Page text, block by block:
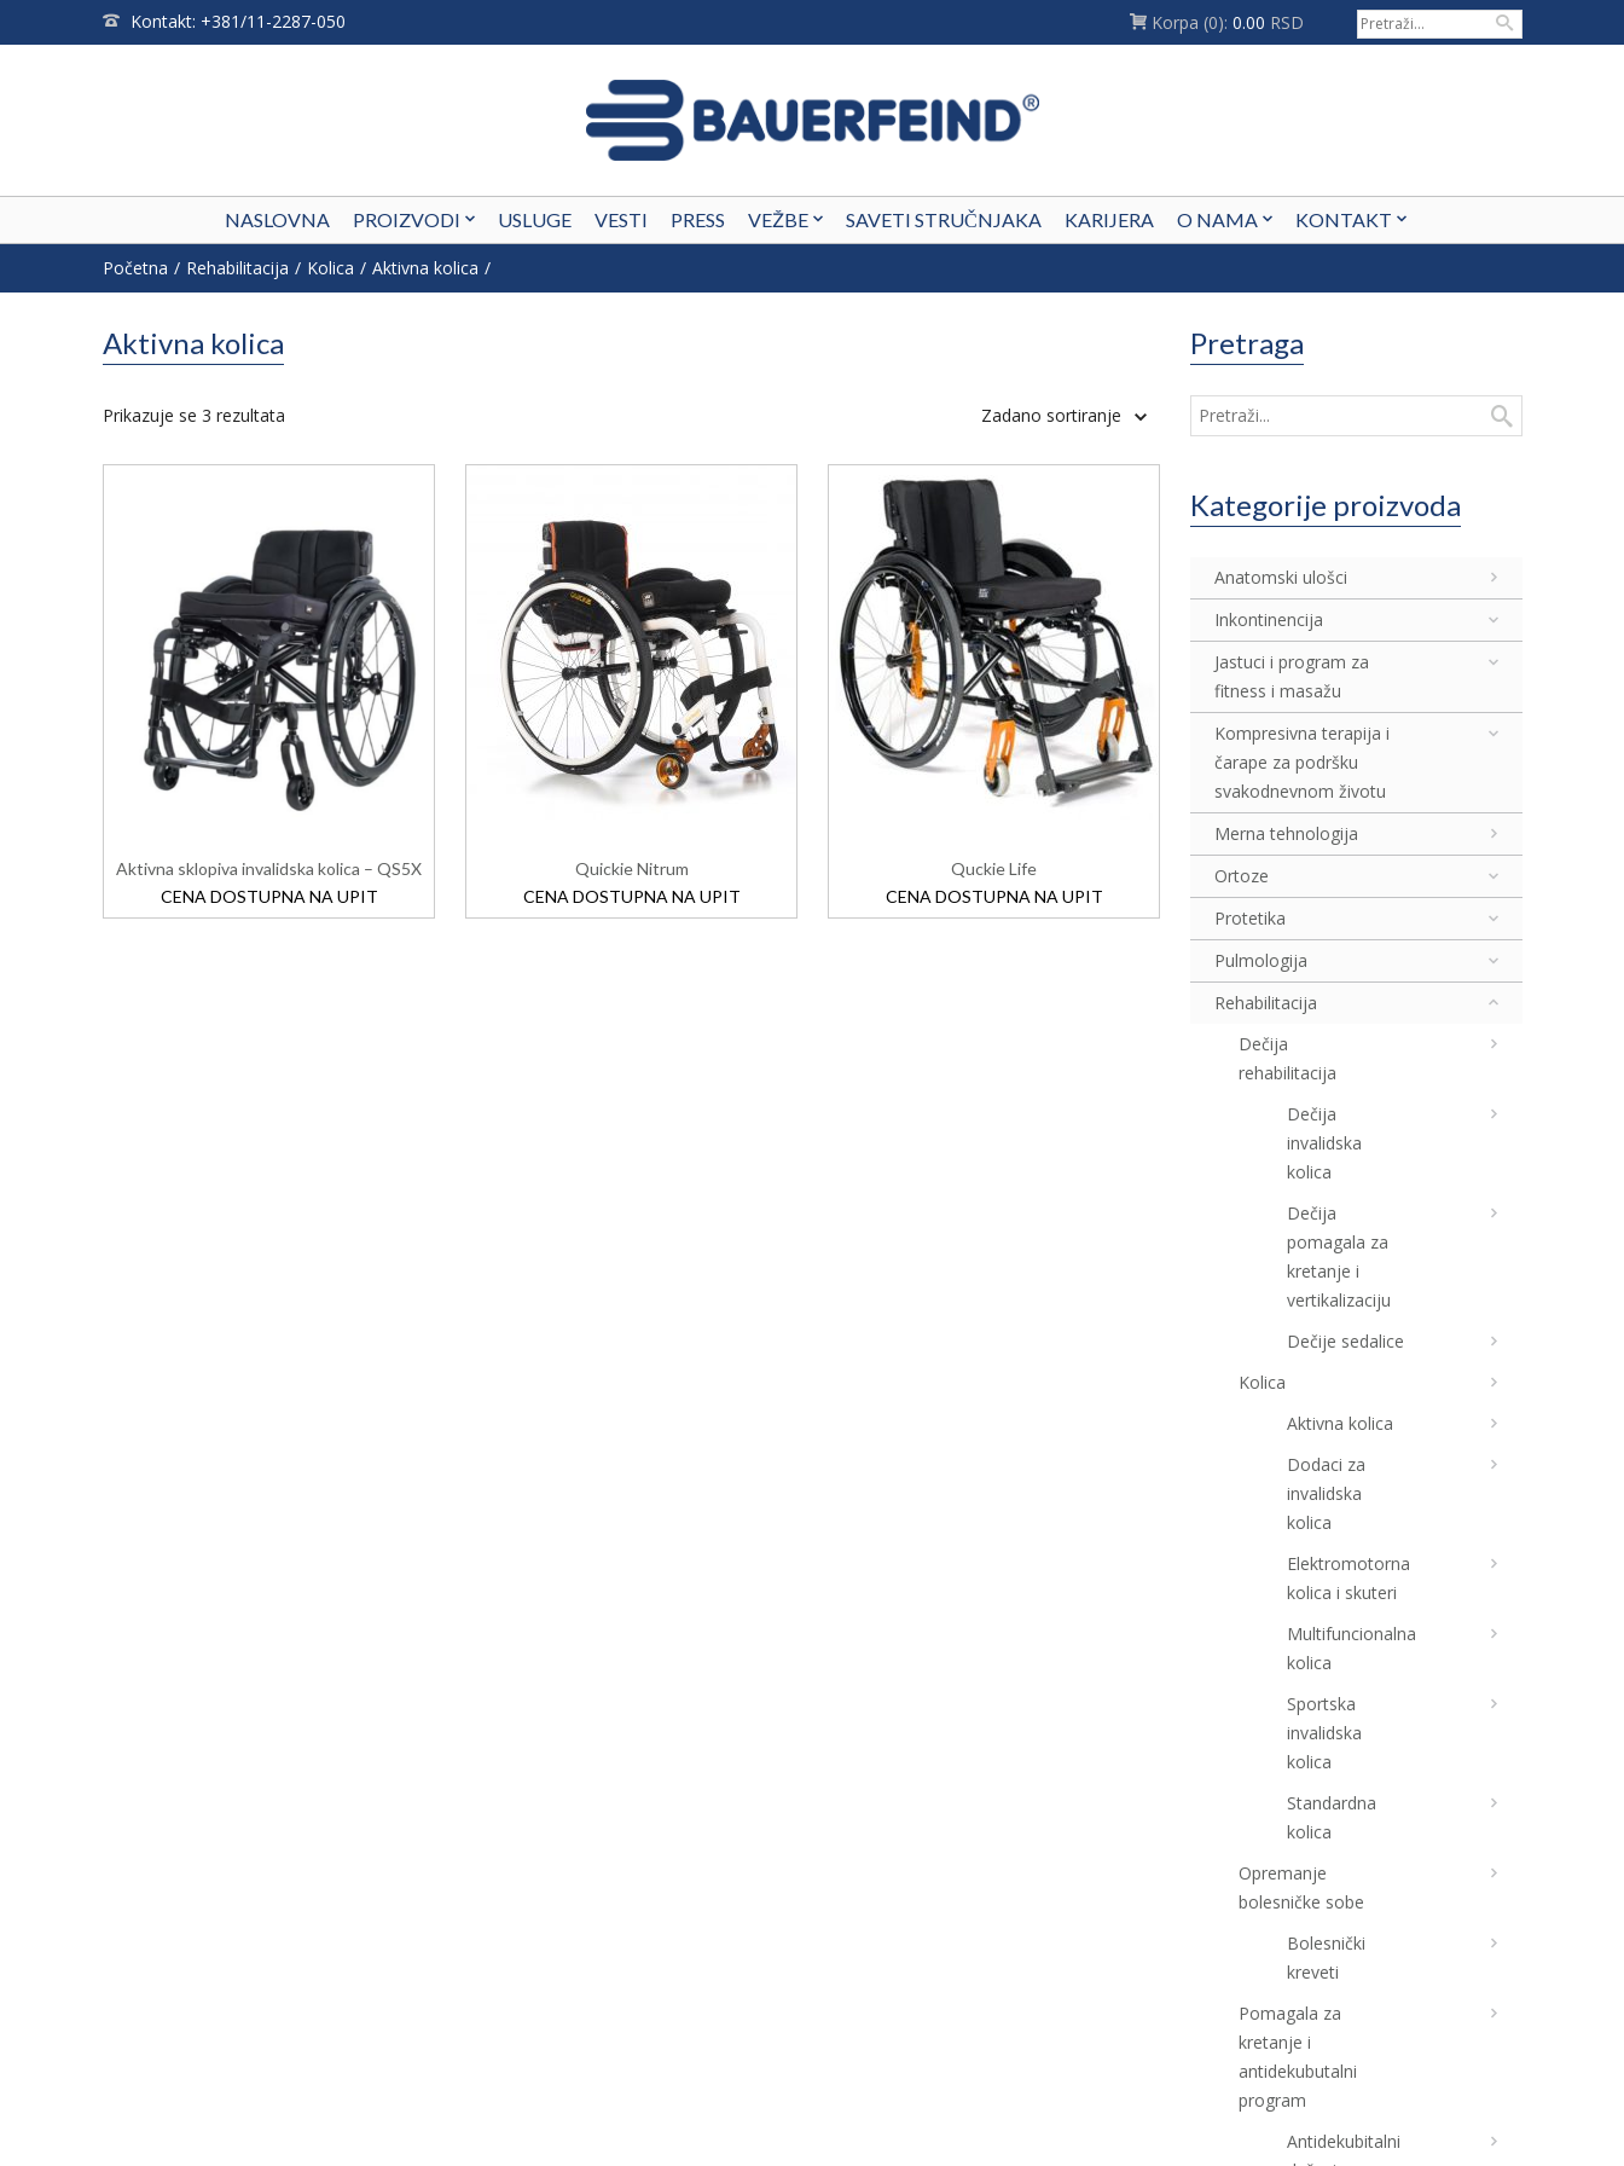
Kontakt: +381/11-2287-050 Korpa (0): 0.00 RSD
NASLOVNA PROIZVODI USLUGE VESTI PRESS VEŽBE SAVETI STRUČNJAKA KARIJERA O NAMA KONTAKT
Početna Rehabilitacija Kolica Aktivna kolica
Aktivna kolica
Prikazuje se 3 rezultata Zadano sortiranje
Aktivna sklopiva invalidska kolica – QS5X
CENA DOSTUPNA NA UPIT
Quickie Nitrum
CENA DOSTUPNA NA UPIT
Quckie Life
CENA DOSTUPNA NA UPIT
Pretraga
Kategorije proizvoda
Anatomski ulošci
Inkontinencija
Jastuci i program za
fitness i masažu
Kompresivna terapija i
čarape za podršku
svakodnevnom životu
Merna tehnologija
Ortoze
Protetika
Pulmologija
Rehabilitacija
Dečija
rehabilitacija
Dečija
invalidska
kolica
Dečija
pomagala za
kretanje i
vertikalizaciju
Dečije sedalice
Kolica
Aktivna kolica
Dodaci za
invalidska
kolica
Elektromotorna
kolica i skuteri
Multifuncionalna
kolica
Sportska
invalidska
kolica
Standardna
kolica
Opremanje
bolesničke sobe
Bolesnički
kreveti
Pomagala za
kretanje i
antidekubutalni
program
Antidekubitalni